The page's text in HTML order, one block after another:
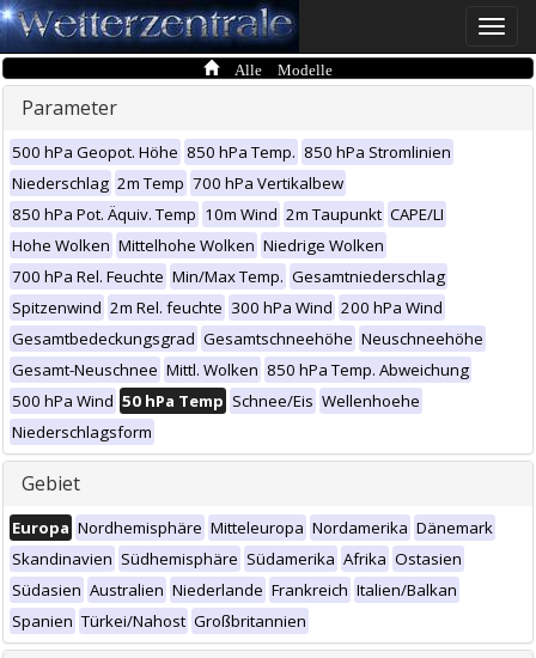
Toggle
Alle Modelle
Parameter
500 hPa Geopot. Höhe 850 hPa Temp. 850 hPa Stromlinien
Niederschlag 2m Temp 700 hPa Vertikalbew
850 hPa Pot. Äquiv. Temp 10m Wind 2m Taupunkt CAPE/LI
Hohe Wolken Mittelhohe Wolken Niedrige Wolken
700 hPa Rel. Feuchte Min/Max Temp. Gesamtniederschlag
Spitzenwind 2m Rel. feuchte 300 hPa Wind 200 hPa Wind
Gesamtbedeckungsgrad Gesamtschneehöhe Neuschneehöhe
Gesamt-Neuschnee Mittl. Wolken 850 hPa Temp. Abweichung
500 hPa Wind 50 hPa Temp Schnee/Eis Wellenhoehe
Niederschlagsform
Gebiet
Europa Nordhemisphäre Mitteleuropa Nordamerika Dänemark
Skandinavien Südhemisphäre Südamerika Afrika Ostasien
Südasien Australien Niederlande Frankreich Italien/Balkan
Spanien Türkei/Nahost Großbritannien